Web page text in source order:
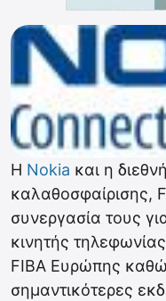
Η Nokia και η
καλαθοσφαίρισης,
συνεργασία τους
κινητής
FIBA Ευρώπης
σημαντικότερες